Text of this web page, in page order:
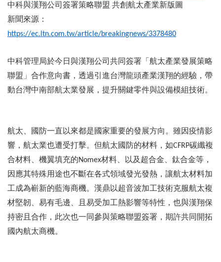
中科與漢翔公司簽署策略聯盟 共創航太產業新版圖
新聞來源：
https://ec.ltn.com.tw/article/breakingnews/3378480
中科管理局於今日與漢翔公司共同簽署「航太產業發展策略
聯盟」合作意向書，透過引進台灣龍頭產業漢翔的經驗，帶
動台灣中南部航太業發展，提升關鍵零件與設備模組技術。
航太、國防一直以來都是國家重要的發展方向。雖因疫情影
響，航太業也遭受打擊。但航太國防的材料，如CFRP碳纖複
合材料、機翼填充的Nomex材料、以及超合金、鈦合金等，
因應其特殊用途也不斷在各式領域發光發熱，讓航太材料加
工成為嶄新的藍海商機。漢鼎以超音波加工技術克服航太複
材堅韌、易有毛邊、且易受加工熱影響等特性，也與漢翔保
持密且合作，此次也一同參與策略聯盟簽署，期許共同開拓
國內航太商機。